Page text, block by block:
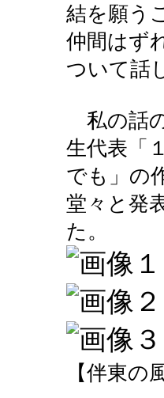
結を願う
仲間はず
ついて話
私の話
生代表「
でも」の
堂々と発
た。
【伴東の